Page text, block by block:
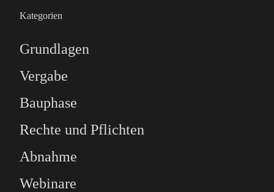
Kategorien
Grundlagen
Vergabe
Bauphase
Rechte und Pflichten
Abnahme
Webinare